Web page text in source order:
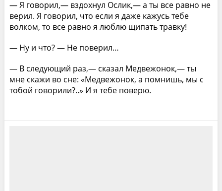
— Я говорил,— вздохнул Ослик,— а ты все равно не
верил. Я говорил, что если я даже кажусь тебе
волком, то все равно я люблю щипать травку!
— Ну и что? — Не поверил…
— В следующий раз,— сказал Медвежонок,— ты
мне скажи во сне: «Медвежонок, а помнишь, мы с
тобой говорили?..» И я тебе поверю.